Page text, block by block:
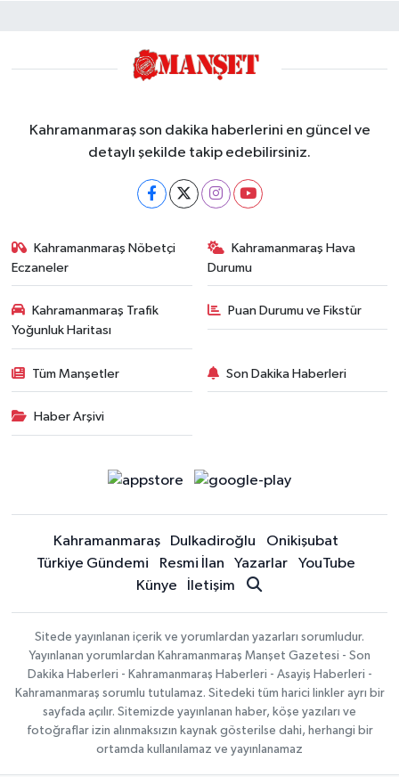
Kahramanmaraş son dakika haberlerini en güncel ve
detaylı şekilde takip edebilirsiniz.
Kahramanmaraş Nöbetçi
Eczaneler
Kahramanmaraş Hava
Durumu
Kahramanmaraş Trafik
Yoğunluk Haritası
Puan Durumu ve Fikstür
Tüm Manşetler Son Dakika Haberleri
Haber Arşivi
Kahramanmaraş Dulkadiroğlu
Onikişubat
Türkiye Gündemi
Resmi İlan Yazarlar
YouTube
Künye
İletişim
Sitede yayınlanan içerik ve yorumlardan yazarları sorumludur.
Yayınlanan yorumlardan Kahramanmaraş Manşet Gazetesi - Son
Dakika Haberleri - Kahramanmaraş Haberleri - Asayiş Haberleri -
Kahramanmaraş sorumlu tutulamaz. Sitedeki tüm harici linkler ayrı bir
sayfada açılır. Sitemizde yayınlanan haber, köşe yazıları ve
fotoğraflar izin alınmaksızın kaynak gösterilse dahi, herhangi bir
ortamda kullanılamaz ve yayınlanamaz